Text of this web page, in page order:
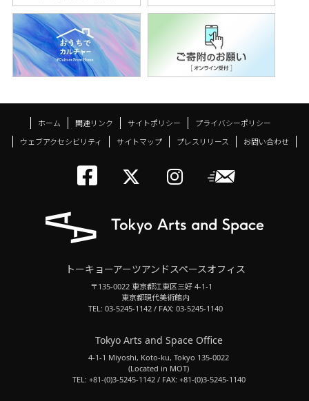
ホーム 関連リンク サイトポリシー
プライバシーポリシー
ウェブアクセシビリティ
サイトマップ プレスリリース お問い合わせ
トーキョーアーツ
メールニ
トーキョーアーツアンドスペースオフィス
〒135-0022 東京都江東区三好 4-1-1
東京都現代美術館内
TEL: 03-5245-1142 / FAX: 03-5245-1140
Tokyo Arts and Space Office
4-1-1 Miyoshi, Koto-ku, Tokyo 135-0022
(Located in MOT)
TEL: +81-(0)3-5245-1142 / FAX: +81-(0)3-5245-1140